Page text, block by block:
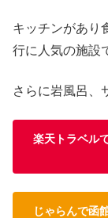
キッチンがあり
行に人気の施設
さらに岩風呂、
楽天トラベル
じゃらんで函